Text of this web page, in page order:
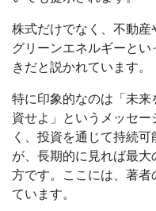
株式だけでなく、不動
グリーンエネルギーと
きだと説かれています。
特に印象的なのは「未
資せよ」というメッセ
く、投資を通じて持続
が、長期的に見れば最大
方です。ここには、著
ています。